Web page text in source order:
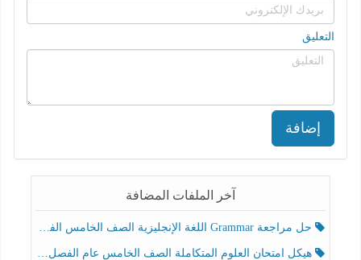
التعليق
إضافة
آخر الملفات المضافة
حل مراجعة Grammar اللغة الإنجليزية الصف الخامس الفصل الثالث
هيكل امتحان العلوم المتكاملة الصف الخامس عام الفصل الدراسي الثالث 2025-2026